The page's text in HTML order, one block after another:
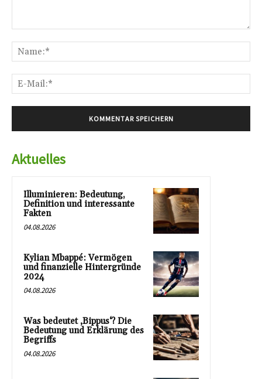
Aktuelles
Illuminieren: Bedeutung,
Definition und interessante
Fakten
04.08.2026
Kylian Mbappé: Vermögen
und finanzielle Hintergründe
2024
04.08.2026
Was bedeutet ‚Bippus‘? Die
Bedeutung und Erklärung des
Begriffs
04.08.2026